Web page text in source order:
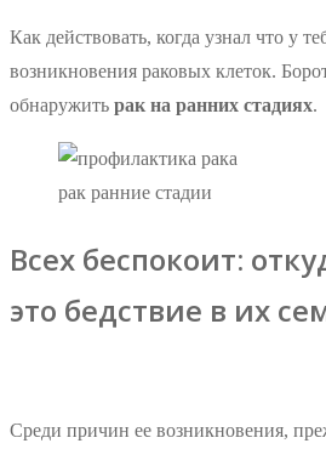
Как действовать, когда узнал что у
возникновения раковых клеток.
обнаружить рак на ранних стадиях.
рак ранние стадии
Всех беспокоит:
это бедствие в их
Среди причин ее возникновения,